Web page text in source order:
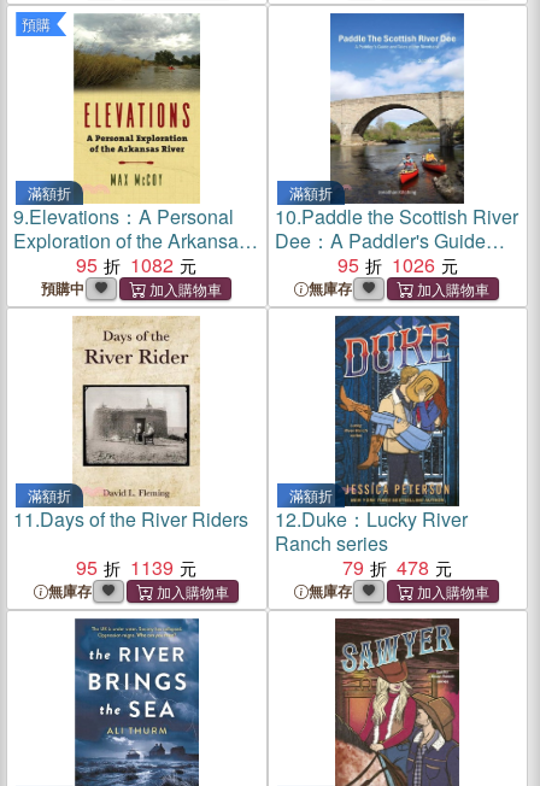
預購
滿額折
9.Elevations：A Personal
Exploration of the Arkansas
95 1082
預購中
滿額折
10.Paddle the Scottish River
Dee：A Paddler's Guide
and Tales of the Riverbank
95 1026
無庫存
滿額折
11.Days of the River Riders
95
1139
無庫存
滿額折
12.Duke：Lucky River
Ranch series
79
478
無庫存